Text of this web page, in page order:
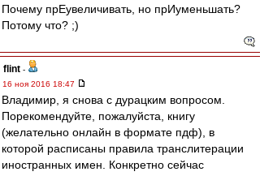
Почему прЕувеличивать, но прИуменьшать?
Потому что? ;)
flint -
16 ноя 2016 18:47
Владимир, я снова с дурацким вопросом.
Порекомендуйте, пожалуйста, книгу
(желательно онлайн в формате пдф), в
которой расписаны правила транслитерации
иностранных имен. Конкретно сейчас